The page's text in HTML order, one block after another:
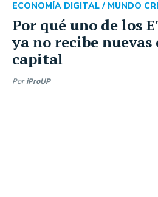
Por qué uno de los
ya no recibe
capital
ECONOMÍA DIGITAL / MUNDO
Por iProUP